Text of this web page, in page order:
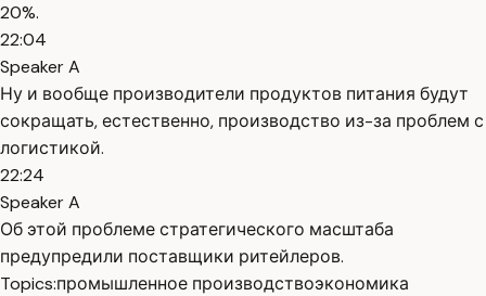
20%.
22:04
Speaker A
Ну и вообще производители продуктов питания будут
сокращать, естественно, производство из-за проблем с
логистикой.
22:24
Speaker A
Об этой проблеме стратегического масштаба
предупредили поставщики ритейлеров.
Topics:промышленное производствоэкономика